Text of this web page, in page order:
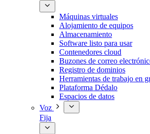
Máquinas virtuales
Alojamiento de equipos
Almacenamiento
Software listo para usar
Contenedores cloud
Buzones de correo
Registro de dominios
Herramientas de trabajo en
Plataforma Dédalo
Espacios de datos
Voz
Fija